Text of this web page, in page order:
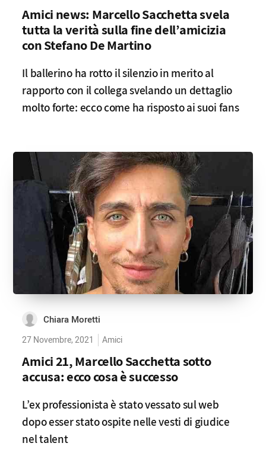
Amici news: Marcello Sacchetta svela
tutta la verità sulla fine dell’amicizia
con Stefano De Martino
Il ballerino ha rotto il silenzio in merito al
rapporto con il collega svelando un dettaglio
molto forte: ecco come ha risposto ai suoi fans
Chiara Moretti
27 Novembre, 2021 Amici
Amici 21, Marcello Sacchetta sotto
accusa: ecco cosa è successo
L’ex professionista è stato vessato sul web
dopo esser stato ospite nelle vesti di giudice
nel talent